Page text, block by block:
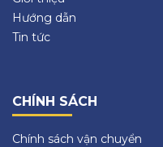
Hướng dẫn
Tin tức
CHÍNH SÁCH
Chính sách vận chuyển